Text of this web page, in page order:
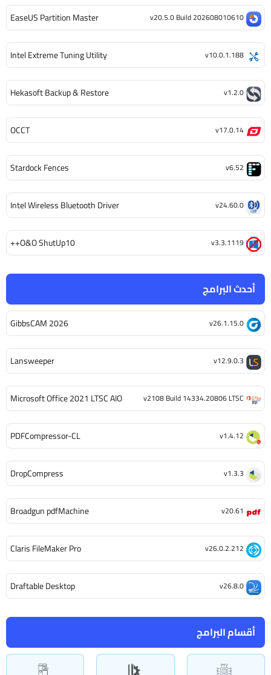
أقسام البرامج
أحدث البرامج
GibbsCAM 2026 v26.1.15.0
Lansweeper v12.9.0.3
Microsoft Office 2021 LTSC AIO v2108 Build 14334.20806 LTSC
PDFCompressor-CL v1.4.12
DropCompress v1.3.3
Broadgun pdfMachine v20.61
Claris FileMaker Pro v26.0.2.212
Draftable Desktop v26.8.0
EaseUS Partition Master v20.5.0 Build 202608010610
Intel Extreme Tuning Utility v10.0.1.188
Hekasoft Backup & Restore v1.2.0
OCCT v17.0.14
Stardock Fences v6.52
Intel Wireless Bluetooth Driver v24.60.0
O&O ShutUp10++ v3.3.1119